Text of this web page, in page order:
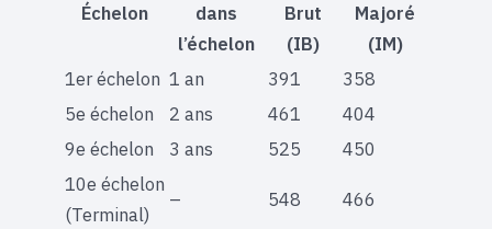
Échelon
dans
l’échelon
Brut
(IB)
Majoré
(IM)
1er échelon 1 an 391
358
5e échelon
2 ans 461
404
9e échelon
3 ans 525
450
10e échelon
(Terminal)
– 548 466